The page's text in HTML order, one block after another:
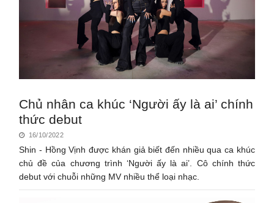
Chủ nhân ca khúc ‘Người ấy là ai’ chính
thức debut
16/10/2022
Shin - Hồng Vịnh được khán giả biết đến nhiều qua ca khúc
chủ đề của chương trình ‘Người ấy là ai’. Cô chính thức
debut với chuỗi những MV nhiều thể loại nhạc.